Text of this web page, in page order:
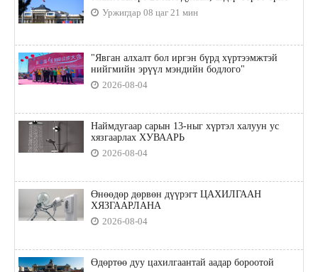
Уржигдар 08 цаг 21 мин
"Явган алхалт бол иргэн бүрд хүртээмжтэй
нийгмийн эрүүл мэндийн бодлого"
2026-08-04
Наймдугаар сарын 13-ныг хүртэл халуун ус
хязгаарлах ХУВААРЬ
2026-08-04
Өнөөдөр дөрвөн дүүрэгт ЦАХИЛГААН
ХЯЗГААРЛАНА
2026-08-04
Өдөртөө дуу цахилгаантай аадар бороотой